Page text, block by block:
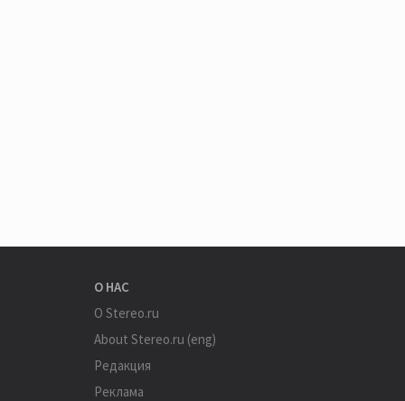
О НАС
О Stereo.ru
About Stereo.ru (eng)
Редакция
Реклама